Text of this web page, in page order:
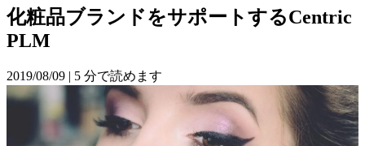
化粧品ブランドをサポートするCentric
PLM
2019/08/09 | 5 分で読めます